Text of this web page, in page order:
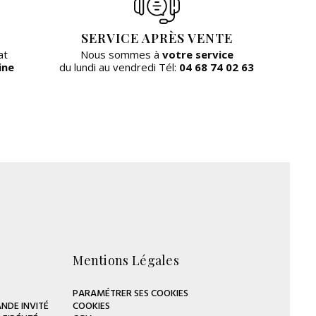
SERVICE APRÈS VENTE
Nous sommes à votre service
du lundi au vendredi Tél: 04 68 74 02 63
INVITÉ
Mentions Légales
PARAMÉTRER SES COOKIES
COOKIES